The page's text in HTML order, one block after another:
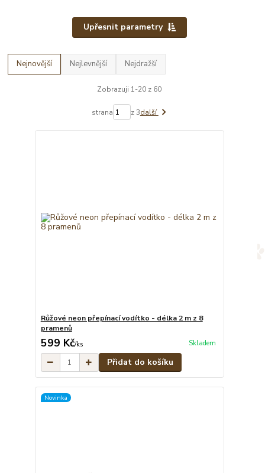
Upřesnit parametry
Nejnovější Nejlevnější Nejdražší
Zobrazuji 1-20 z 60
strana z 3další
Růžové neon přepínací vodítko - délka 2 m z 8
pramenů
599 Kč/ks Skladem
Přidat do košíku
Novinka